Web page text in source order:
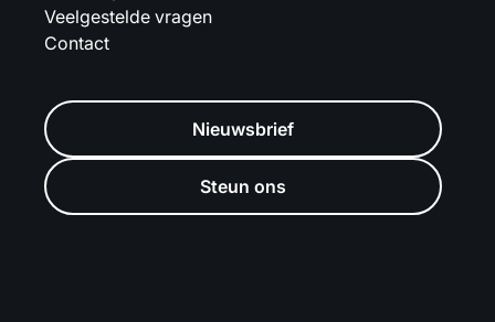
Veelgestelde vragen
Contact
Nieuwsbrief
Steun ons